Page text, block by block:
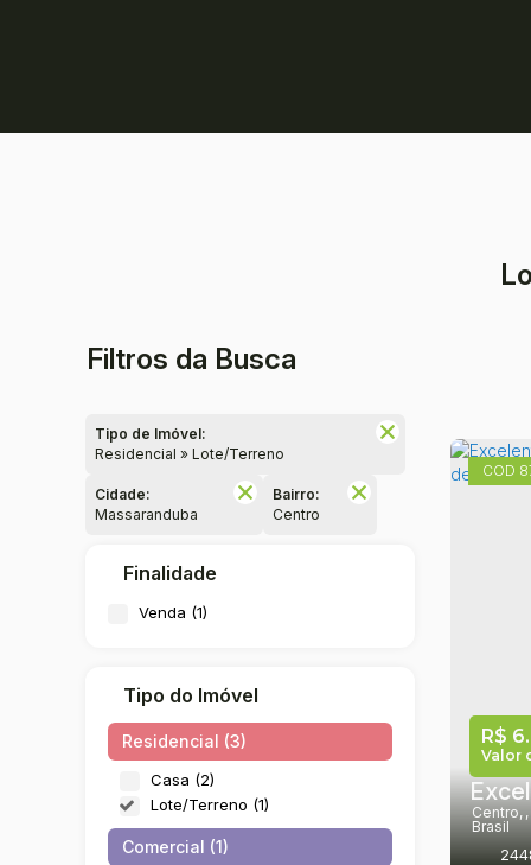
Filtros da Busca
Tipo de Imóvel:
Residencial » Lote/Terreno
Cidade:
Massaranduba
Bairro:
Centro
Finalidade
Venda (1)
Tipo do Imóvel
Residencial (3)
Casa (2)
Lote/Terreno (1)
Comercial (1)
R$
Valor
Centro ,
Brasil